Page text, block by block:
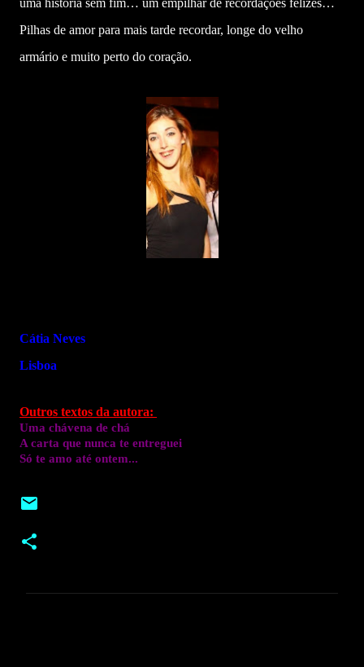
uma história sem fim… um empilhar de recordações felizes…
Pilhas de amor para mais tarde recordar, longe do velho
armário e muito perto do coração.
Cátia Neves
Lisboa
Outros textos da autora:
Uma chávena de chá
A carta que nunca te entreguei
Só te amo até ontem...